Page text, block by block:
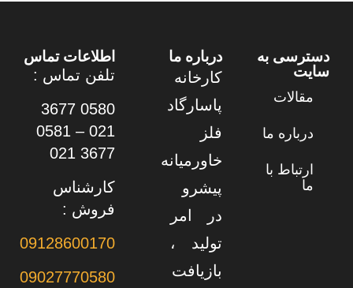
دسترسی به
سایت
مقالات
درباره ما
ارتباط با
ما
درباره ما
کارخانه
پاسارگاد
فلز
خاورمیانه
پیشرو
در امر
تولید ،
بازیافت
اطلاعات تماس
تلفن تماس :
0580 3677
021 – 0581
3677 021
کارشناس
فروش :
09128600170
09027770580